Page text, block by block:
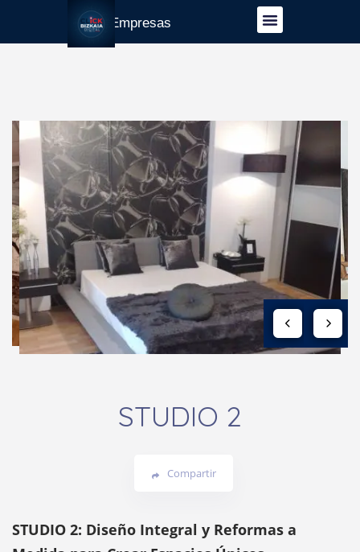
Guía Empresas
STUDIO 2
Compartir
STUDIO 2: Diseño Integral y Reformas a